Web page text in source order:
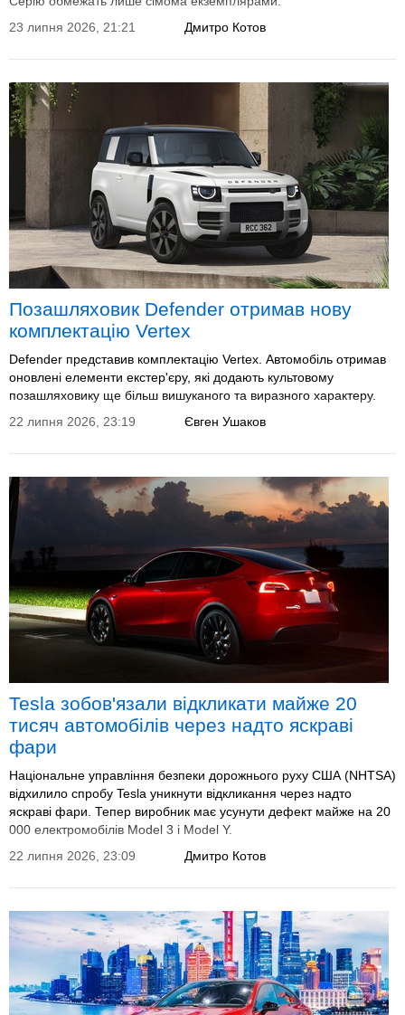
Дмитро Котов
23 липня 2026, 21:21
Позашляховик Defender отримав нову
комплектацію Vertex
Defender представив комплектацію Vertex. Автомобіль отримав
оновлені елементи екстер'єру, які додають культовому
позашляховику ще більш вишуканого та виразного характеру.
Євген Ушаков
22 липня 2026, 23:19
Tesla зобов'язали відкликати майже 20
тисяч автомобілів через надто яскраві
фари
Національне управління безпеки дорожнього руху США (NHTSA)
відхилило спробу Tesla уникнути відкликання через надто
яскраві фари. Тепер виробник має усунути дефект майже на 20
000 електромобілів Model 3 і Model Y.
Дмитро Котов
22 липня 2026, 23:09